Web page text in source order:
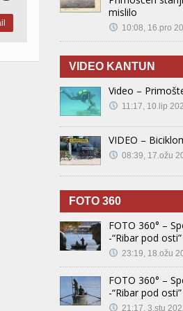
mislilo
10:08, 16.pro
VIDEO KANTUN
Video –
11:17, 10.lip
VIDEO –
08:39, 17.ožu
FOTO 360
FOTO 360° –
-“Ribar pod osti”
23:19, 18.ožu
FOTO 360° –
-“Ribar pod osti”
21:17, 3.stu